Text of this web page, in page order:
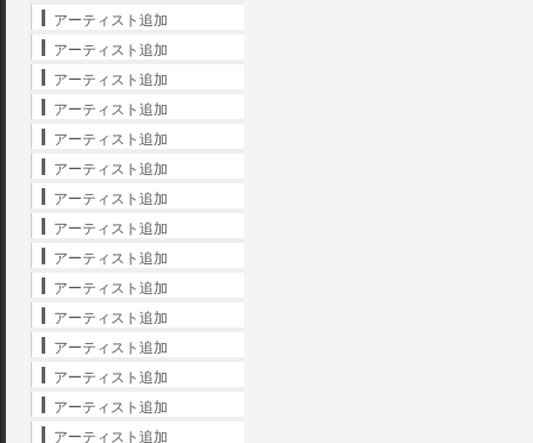
アーティスト追加
アーティスト追加
アーティスト追加
アーティスト追加
アーティスト追加
アーティスト追加
アーティスト追加
アーティスト追加
アーティスト追加
アーティスト追加
アーティスト追加
アーティスト追加
アーティスト追加
アーティスト追加
アーティスト追加